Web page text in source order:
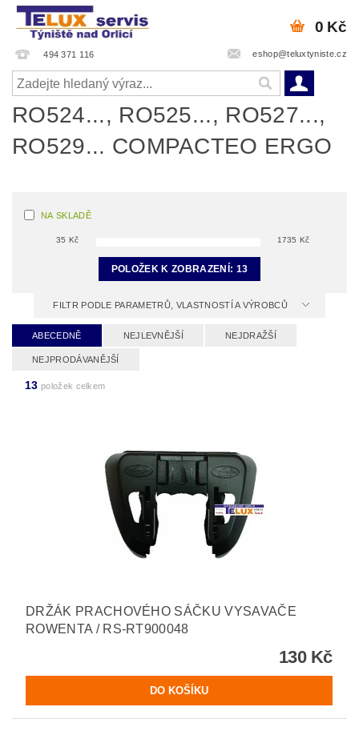
494 371 116 eshop@teluxtyniste.cz
0 Kč
RO524..., RO525..., RO527...,
RO529... COMPACTEO ERGO
NA SKLADĚ
35 Kč 1735 Kč
POLOŽEK K ZOBRAZENÍ: 13
FILTR PODLE PARAMETRŮ, VLASTNOSTÍ A VÝROBCŮ
ABECEDNĚ NEJLEVNĚJŠÍ NEJDRAŽŠÍ
NEJPRODÁVANĚJŠÍ
13 položek celkem
DRŽÁK PRACHOVÉHO SÁČKU VYSAVAČE
ROWENTA / RS-RT900048
130 Kč